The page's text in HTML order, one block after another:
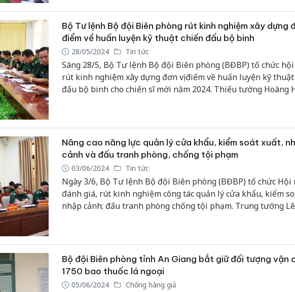
Bộ Tư lệnh Bộ đội Biên phòng rút kinh nghiệm xây dựng
điểm về huấn luyện kỹ thuật chiến đấu bộ binh
28/05/2024 Tin tức
Sáng 28/5, Bộ Tư lệnh Bộ đội Biên phòng (BĐBP) tổ chức hội
rút kinh nghiệm xây dựng đơn vị điểm về huấn luyện kỹ
đấu bộ binh cho chiến sĩ mới năm 2024. Thiếu tướng Hoàng
trưởng BĐBP tỉnh chủ trì điểm cầu.
Nâng cao năng lực quản lý cửa khẩu, kiểm soát xuất,
cảnh và đấu tranh phòng, chống tội phạm
03/06/2024 Tin tức
Ngày 3/6, Bộ Tư lệnh Bộ đội Biên phòng (BĐBP) tổ chức Hội
đánh giá, rút kinh nghiệm công tác quản lý cửa khẩu, kiểm
nhập cảnh; đấu tranh phòng chống tội phạm. Trung tướng
Bộ đội Biên phòng tỉnh An Giang bắt giữ đối tượng vận
1750 bao thuốc lá ngoại
05/06/2024 Chống hàng giả